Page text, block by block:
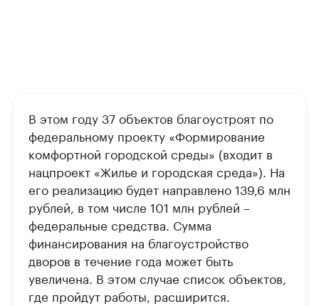
В этом году 37 объектов благоустроят по
федеральному проекту «Формирование
комфортной городской среды» (входит в
нацпроект «Жилье и городская среда»). На
его реализацию будет направлено 139,6 млн
рублей, в том числе 101 млн рублей –
федеральные средства. Сумма
финансирования на благоустройство
дворов в течение года может быть
увеличена. В этом случае список объектов,
где пройдут работы, расширится.